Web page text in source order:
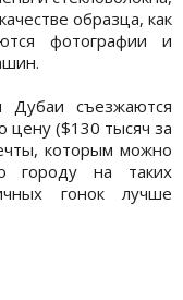
образца, как
фотографии и
съезжаются
цену ($130 тысяч за
которым можно
городу на таких
гонок лучше